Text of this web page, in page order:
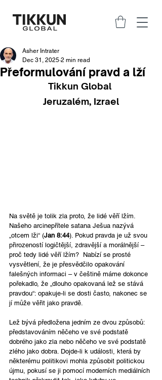
Přeformulování pravd a lží
Asher Intrater
Dec 31, 2025 2 min read
Tikkun Global
Jeruzalém, Izrael
Na světě je tolik zla proto, že lidé věří lžím.
Našeho arcinepřítele satana Ješua nazývá
„otcem lži“ (Jan 8:44). Pokud pravda je už svou
přirozeností logičtější, zdravější a morálnější –
proč tedy lidé věří lžím?  Nabízí se prosté
vysvětlení, že je přesvědčilo opakování
falešných informaci – v češtině máme dokonce
pořekadlo, že „dlouho opakovaná lež se stává
pravdou“: opakuje-li se dosti často, nakonec se
jí může věřit jako pravdě.
Lež bývá předložena jedním ze dvou způsobů:
představováním něčeho ve své podstatě
dobrého jako zla nebo něčeho ve své podstatě
zlého jako dobra. Dojde-li k události, která by
některému politikovi mohla způsobit politickou
újmu, pokusí se ji pomocí moderních mediálních